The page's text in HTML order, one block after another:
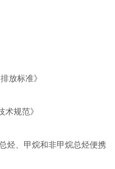
放标准》
规范》
、甲烷和非甲烷总烃便携